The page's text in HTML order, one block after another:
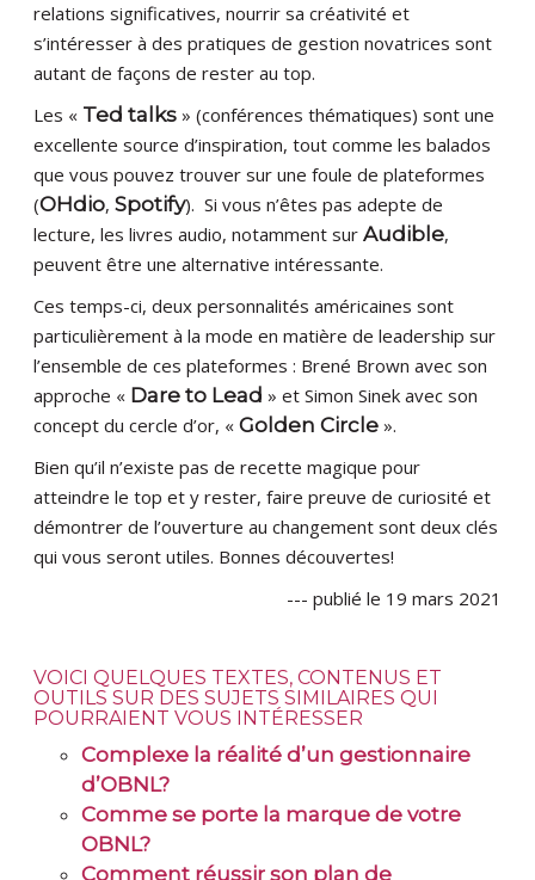
relations significatives, nourrir sa créativité et
s’intéresser à des pratiques de gestion novatrices sont
autant de façons de rester au top.
Les « Ted talks » (conférences thématiques) sont une
excellente source d’inspiration, tout comme les balados
que vous pouvez trouver sur une foule de plateformes
(OHdio,Spotify). Si vous n’êtes pas adepte de
lecture, les livres audio, notamment surAudible,
peuvent être une alternative intéressante.
Ces temps-ci, deux personnalités américaines sont
particulièrement à la mode en matière de leadership sur
l’ensemble de ces plateformes : Brené Brown avec son
approche « Dare to Lead » et Simon Sinek avec son
concept du cercle d’or, «Golden Circle ».
Bien qu’il n’existe pas de recette magique pour
atteindre le top et y rester, faire preuve de curiosité et
démontrer de l’ouverture au changement sont deux clés
qui vous seront utiles. Bonnes découvertes!
--- publié le 19 mars 2021
VOICI QUELQUES TEXTES, CONTENUS ET
OUTILS SUR DES SUJETS SIMILAIRES QUI
POURRAIENT VOUS INTÉRESSER
Complexe la réalité d’un gestionnaire
d’OBNL?
Comme se porte la marque de votre
OBNL?
Comment réussir son plan de